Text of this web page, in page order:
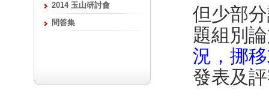
2014 玉山研討會
問答集
但少部
題組別
況，挪
發表及